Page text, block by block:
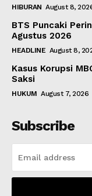
HIBURAN August 8,
BTS Puncaki
Agustus 2026
HEADLINE August 8,
Kasus Korupsi
Saksi
HUKUM August 7, 2026
Subscribe